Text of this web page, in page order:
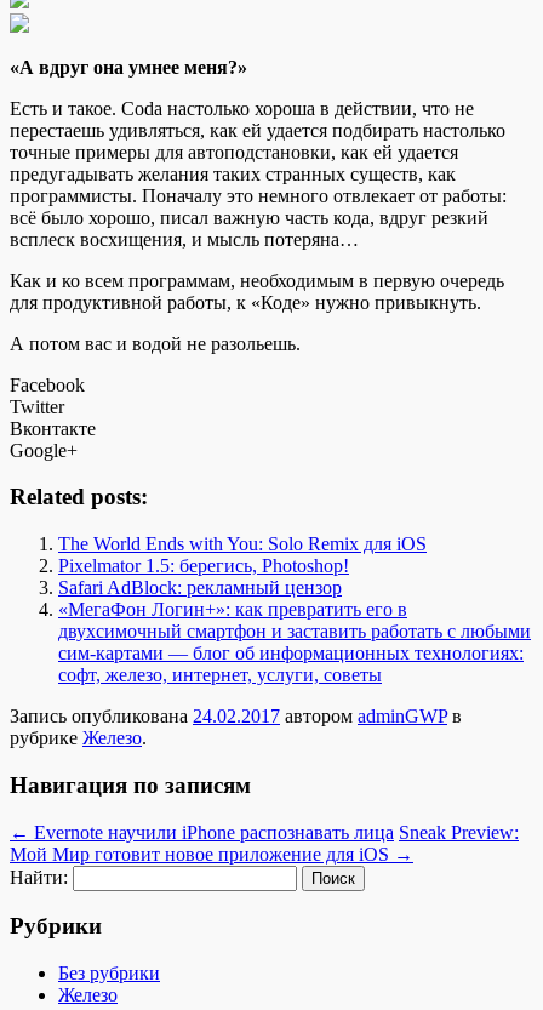
«А вдруг она умнее меня?»
Есть и такое. Coda настолько хороша в действии, что не
перестаешь удивляться, как ей удается подбирать настолько
точные примеры для автоподстановки, как ей удается
предугадывать желания таких странных существ, как
программисты. Поначалу это немного отвлекает от работы:
всё было хорошо, писал важную часть кода, вдруг резкий
всплеск восхищения, и мысль потеряна…
Как и ко всем программам, необходимым в первую очередь
для продуктивной работы, к «Коде» нужно привыкнуть.
А потом вас и водой не разольешь.
Facebook
Twitter
Вконтакте
Google+
Related posts:
The World Ends with You: Solo Remix для iOS
Pixelmator 1.5: берегись, Photoshop!
Safari AdBlock: рекламный цензор
«МегаФон Логин+»: как превратить его в
двухсимочный смартфон и заставить работать с любыми
сим-картами — блог об информационных технологиях:
софт, железо, интернет, услуги, советы
Запись опубликована 24.02.2017 автором adminGWPв
рубрике Железо.
Навигация по записям
← Evernote научили iPhone распознавать лица Sneak Preview:
Мой Мир готовит новое приложение для iOS →
Найти:
Рубрики
Без рубрики
Железо